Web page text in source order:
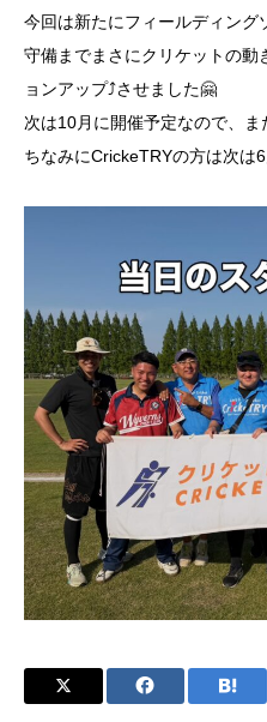
今回は新たにフィールディング
守備までまさにクリケットの動
ョンアップ⤴️させました🤗
次は10月に開催予定なので、
ちなみにCrickeTRYの方は次は6